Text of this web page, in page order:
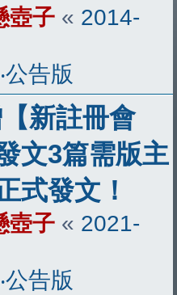
壺子 « 2014-
公告版
新註冊會
文3篇需版主
式發文！
壺子 « 2021-
公告版